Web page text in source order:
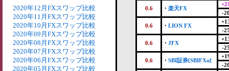
2020年12月FXスワップ比較
2020年11月FXスワップ比較
2020年10月FXスワップ比較
2020年09月FXスワップ比較
2020年08月FXスワップ比較
2020年07月FXスワップ比較
2020年06月FXスワップ比較
2020年05月FXスワップ比較
0.6 ・ 楽天FX
-
0.6 ・ LION FX
-
0.6 ・ JFX
-
0.6 ・ SBI証券[SBIFXα]
-